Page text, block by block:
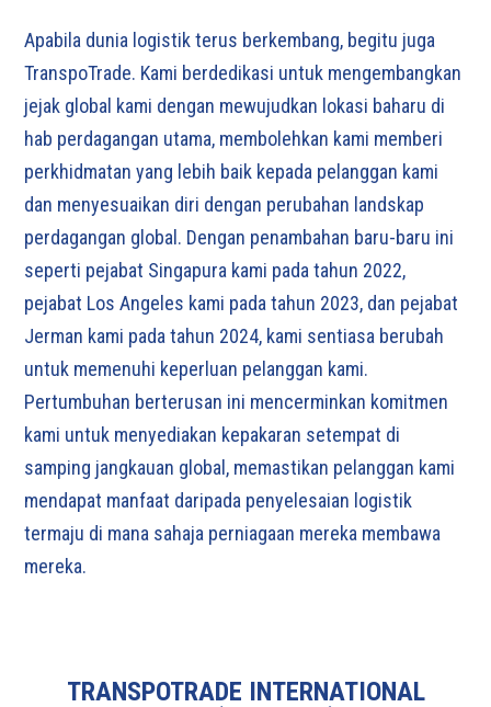
Apabila dunia logistik terus berkembang, begitu juga
TranspoTrade. Kami berdedikasi untuk mengembangkan
jejak global kami dengan mewujudkan lokasi baharu di
hab perdagangan utama, membolehkan kami memberi
perkhidmatan yang lebih baik kepada pelanggan kami
dan menyesuaikan diri dengan perubahan landskap
perdagangan global. Dengan penambahan baru-baru ini
seperti pejabat Singapura kami pada tahun 2022,
pejabat Los Angeles kami pada tahun 2023, dan pejabat
Jerman kami pada tahun 2024, kami sentiasa berubah
untuk memenuhi keperluan pelanggan kami.
Pertumbuhan berterusan ini mencerminkan komitmen
kami untuk menyediakan kepakaran setempat di
samping jangkauan global, memastikan pelanggan kami
mendapat manfaat daripada penyelesaian logistik
termaju di mana sahaja perniagaan mereka membawa
mereka.
TRANSPOTRADE INTERNATIONAL